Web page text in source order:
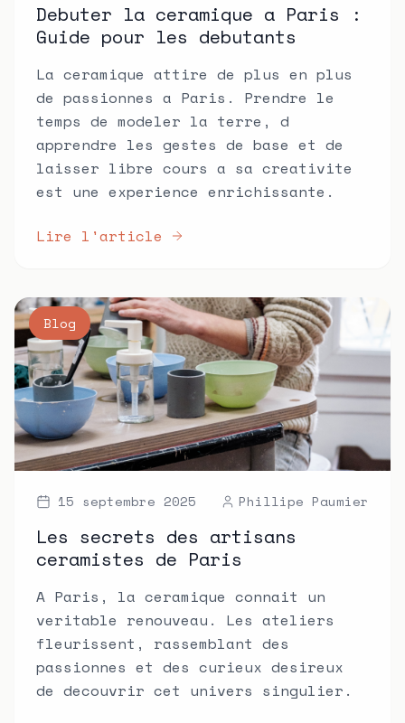
Debuter la ceramique a Paris :
Guide pour les debutants
La ceramique attire de plus en plus
de passionnes a Paris. Prendre le
temps de modeler la terre, d
apprendre les gestes de base et de
laisser libre cours a sa creativite
est une experience enrichissante.
Lire l'article
Blog
15 septembre 2025 Phillipe Paumier
Les secrets des artisans
ceramistes de Paris
A Paris, la ceramique connait un
veritable renouveau. Les ateliers
fleurissent, rassemblant des
passionnes et des curieux desireux
de decouvrir cet univers singulier.